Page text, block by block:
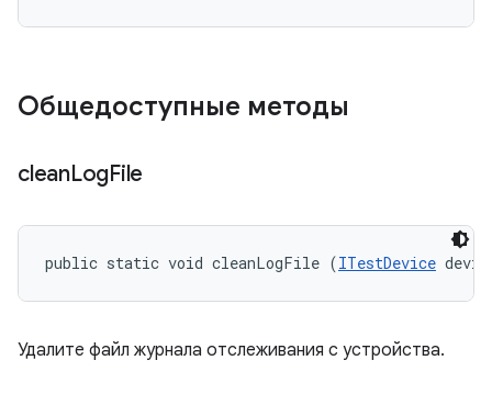
Общедоступные методы
cleanLogFile
public static void cleanLogFile (ITestDevice
Удалите файл журнала отслеживания с устройства.